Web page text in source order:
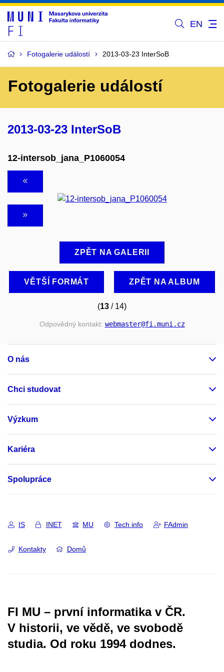
EN
Fotogalerie událostí 2013-03-23 InterSoB
Fotogalerie událostí
2013-03-23 InterSoB
12-intersob_jana_P1060054
ZPĚT NA GALERII
VĚTŠÍ FORMÁT ZPĚT NA ALBUM
(13 / 14)
Odpovědný kontakt: webmaster@fi.muni.cz
O nás
Chci studovat
Výzkum
Kariéra
Spolupráce
IS INET MU Tech info FAdmin
Kontakty Domů
FI MU – první informatika v ČR.
V historii, ve vědě, ve svobodě
studia. Od roku 1994 dodnes.